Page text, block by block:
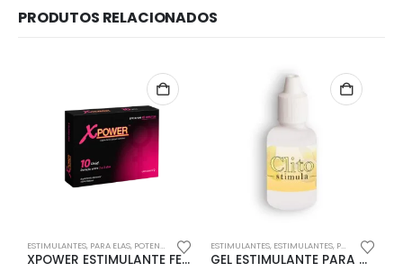
PRODUTOS RELACIONADOS
ESTIMULANTES, PARA ELAS, POTENCIADORES SEXUAIS
XPOWER ESTIMULANTE FEMININO
ESTIMULANTES, ESTIMULANTES, PARA ELAS
GEL ESTIMULANTE PARA CLITÓRIS CLITO STIMULA 20ML
Redes Sociais
Métodos de Pagamento